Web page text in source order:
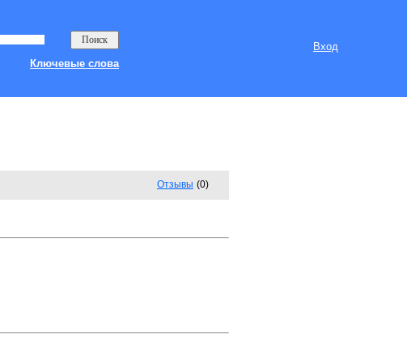
Вход
Ключевые слова
Отзывы (0)